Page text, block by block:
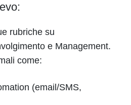
rubriche su
e Management.
come:
(email/SMS,